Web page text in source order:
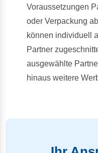
Voraussetzungen
oder Verpackung
können individuell
Partner
ausgewählte
hinaus weitere